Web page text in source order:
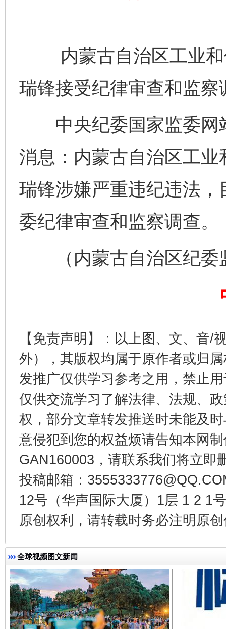
内蒙古自治区工业和
瑞锋接受纪律审查和监察
中央纪委国家监委网
消息：内蒙古自治区工
瑞锋涉嫌严重违纪违法
委纪律审查和监察调查。
（内蒙古自治区纪委
【免责声明】：以上图、文、音/
外），其版权均属于原作者或归
发推广仅供学习参考之用，禁止
仅供交流学习了解法律、法规、
权，部分文章转发推送时未能及
意侵犯到您的权益烦请告知本网
GAN160003，请联系我们将立即
投稿邮箱：
12号（华声国际大厦）1层 1 2 1
原创权利，请转载时务必注明原
全球视频图文新闻
完善运行机制助力责任有效落实 一纸欠
东山县通报“牛蛙产品抗生素超标问题” 法
千年窑火 生生不息